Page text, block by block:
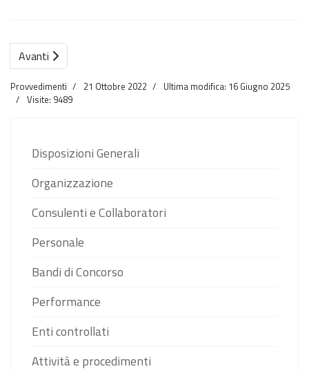
Avanti
Provvedimenti 21 Ottobre 2022
Ultima modifica: 16 Giugno 2025
Visite: 9489
Disposizioni Generali
Organizzazione
Consulenti e Collaboratori
Personale
Bandi di Concorso
Performance
Enti controllati
Attività e procedimenti